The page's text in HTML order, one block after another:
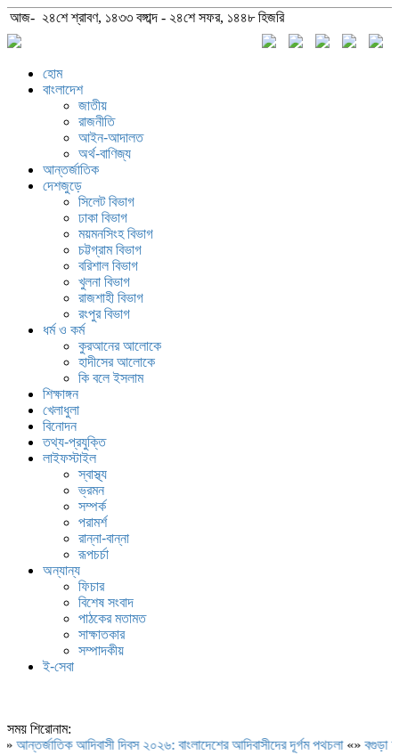
আজ- ২৪শে শ্রাবণ, ১৪৩৩ বঙ্গাব্দ - ২৪শে সফর, ১৪৪৮ হিজরি
হোম
বাংলাদেশ
জাতীয়
রাজনীতি
আইন-আদালত
অর্থ-বাণিজ্য
আন্তর্জাতিক
দেশজুড়ে
সিলেট বিভাগ
ঢাকা বিভাগ
ময়মনসিংহ বিভাগ
চট্টগ্রাম বিভাগ
বরিশাল বিভাগ
খুলনা বিভাগ
রাজশাহী বিভাগ
রংপুর বিভাগ
ধর্ম ও কর্ম
কুরআনের আলোকে
হাদীসের আলোকে
কি বলে ইসলাম
শিক্ষাঙ্গন
খেলাধুলা
বিনোদন
তথ্য-প্রযুক্তি
লাইফস্টাইল
স্বাস্থ্য
ভ্রমন
সম্পর্ক
পরামর্শ
রান্না-বান্না
রূপচর্চা
অন্যান্য
ফিচার
বিশেষ সংবাদ
পাঠকের মতামত
সাক্ষাতকার
সম্পাদকীয়
ই-সেবা
সময় শিরোনাম:
আন্তর্জাতিক আদিবাসী দিবস ২০২৬: বাংলাদেশের আদিবাসীদের দূর্গম পথচলা«»বগুড়া